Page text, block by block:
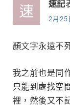
速記
2月25
我之前也是同
只能到處找空
裡，然後又不